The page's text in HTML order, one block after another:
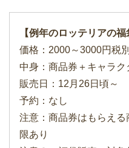
【例年のロッテリアの福
価格：2000～3000円税別
中身：商品券＋キャラク
販売日：12月26日頃～
予約：なし
注意：商品券はもらえ
限あり